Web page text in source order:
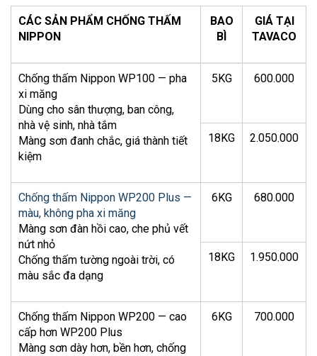
CÁC SẢN PHẨM CHỐNG THẤM
NIPPON
BAO
BÌ
GIÁ TẠI
TAVACO
Chống thấm Nippon WP100 — pha
xi măng
Dùng cho sân thượng, ban công,
nhà vệ sinh, nhà tắm
Màng sơn đanh chắc, giá thành tiết
kiệm
5KG 600.000
18KG 2.050.000
Chống thấm Nippon WP200 Plus —
màu, không pha xi măng
Màng sơn đàn hồi cao, che phủ vết
nứt nhỏ
Chống thấm tường ngoài trời, có
màu sắc đa dạng
6KG 680.000
18KG 1.950.000
Chống thấm Nippon WP200 — cao
cấp hơn WP200 Plus
Màng sơn dày hơn, bền hơn, chống
6KG 700.000